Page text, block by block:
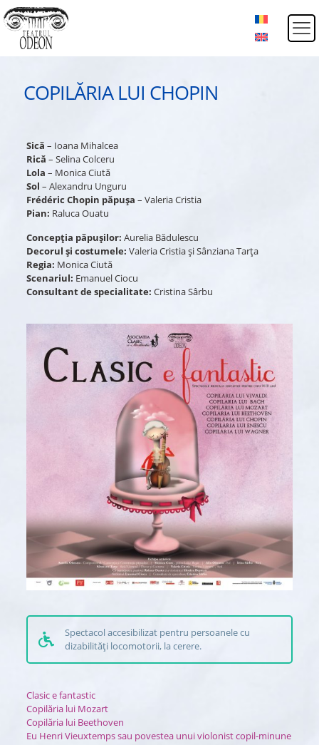
COPILĂRIA LUI CHOPIN
Sică – Ioana Mihalcea
Rică – Selina Colceru
Lola – Monica Ciută
Sol – Alexandru Unguru
Frédéric Chopin păpușa – Valeria Cristia
Pian: Raluca Ouatu
Concepția păpușilor: Aurelia Bădulescu
Decorul și costumele: Valeria Cristia și Sânziana Tarța
Regia: Monica Ciută
Scenariul: Emanuel Ciocu
Consultant de specialitate: Cristina Sârbu
Spectacol accesibilizat pentru persoanele cu
dizabilități locomotorii, la cerere.
Clasic e fantastic
Copilăria lui Mozart
Copilăria lui Beethoven
Eu Henri Vieuxtemps sau povestea unui violonist copil-minune